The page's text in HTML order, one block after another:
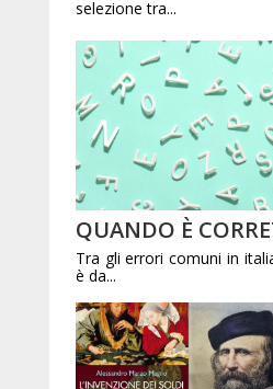
selezione tra...
QUANDO È
Tra gli errori comuni in
è da...